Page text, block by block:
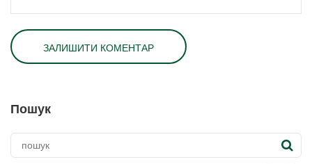
Пошук